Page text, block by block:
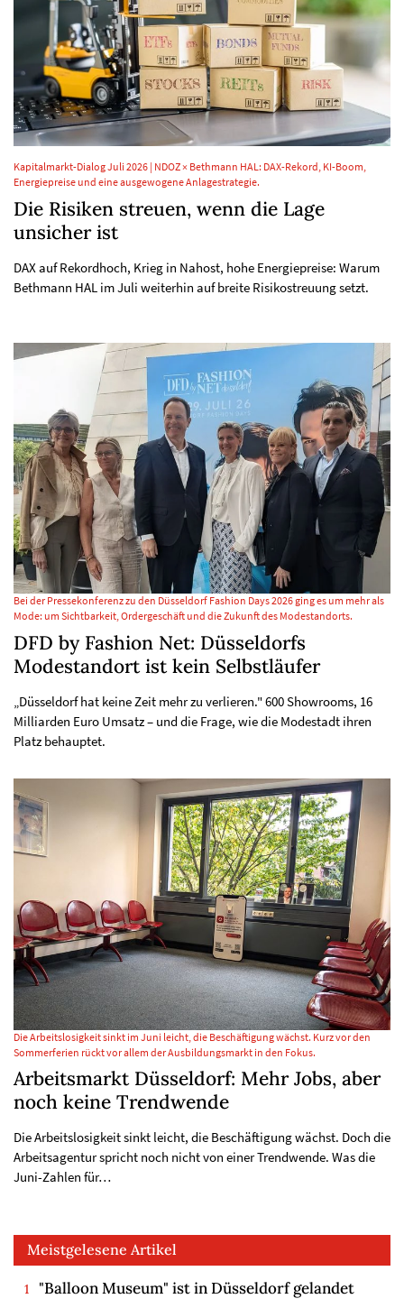
Kapitalmarkt-Dialog Juli 2026 | NDOZ × Bethmann HAL: DAX-Rekord, KI-Boom,
Energiepreise und eine ausgewogene Anlagestrategie.
Die Risiken streuen, wenn die Lage
unsicher ist
DAX auf Rekordhoch, Krieg in Nahost, hohe Energiepreise: Warum
Bethmann HAL im Juli weiterhin auf breite Risikostreuung setzt.
Bei der Pressekonferenz zu den Düsseldorf Fashion Days 2026 ging es um mehr als
Mode: um Sichtbarkeit, Ordergeschäft und die Zukunft des Modestandorts.
DFD by Fashion Net: Düsseldorfs
Modestandort ist kein Selbstläufer
„Düsseldorf hat keine Zeit mehr zu verlieren." 600 Showrooms, 16
Milliarden Euro Umsatz – und die Frage, wie die Modestadt ihren
Platz behauptet.
Die Arbeitslosigkeit sinkt im Juni leicht, die Beschäftigung wächst. Kurz vor den
Sommerferien rückt vor allem der Ausbildungsmarkt in den Fokus.
Arbeitsmarkt Düsseldorf: Mehr Jobs, aber
noch keine Trendwende
Die Arbeitslosigkeit sinkt leicht, die Beschäftigung wächst. Doch die
Arbeitsagentur spricht noch nicht von einer Trendwende. Was die
Juni-Zahlen für…
Meistgelesene Artikel
"Balloon Museum" ist in Düsseldorf gelandet